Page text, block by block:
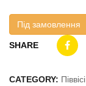
Під замовлення
SHARE
CATEGORY: Піввісі